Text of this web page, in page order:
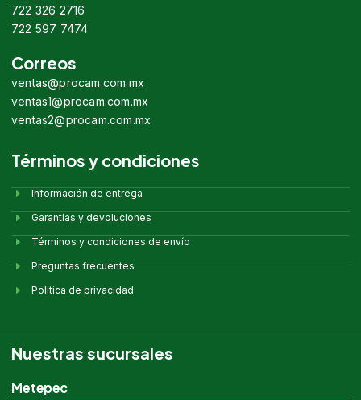
722 326 2716
722 597 7474
Correos
ventas@procam.com.mx
ventas1@procam.com.mx
ventas2@procam.com.mx
Términos y condiciones
Información de entrega
Garantías y devoluciones
Términos y condiciones de envío
Preguntas frecuentes
Politica de privacidad
Nuestras sucursales
Metepec